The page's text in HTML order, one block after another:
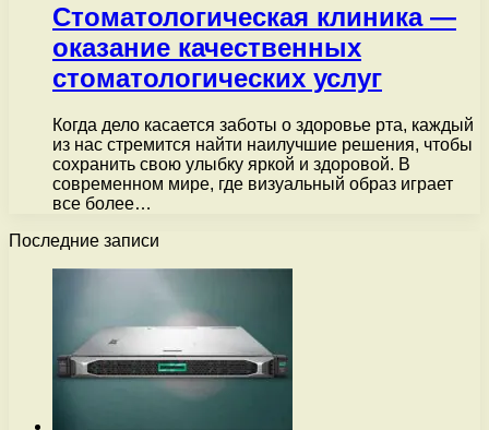
Стоматологическая клиника —
оказание качественных
стоматологических услуг
Когда дело касается заботы о здоровье рта, каждый
из нас стремится найти наилучшие решения, чтобы
сохранить свою улыбку яркой и здоровой. В
современном мире, где визуальный образ играет
все более…
Последние записи